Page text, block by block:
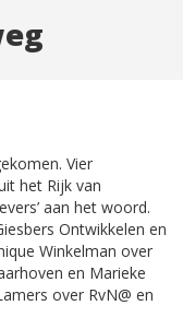
Vier
het Rijk van
aan het woord.
Ontwikkelen en
Winkelman over
en Marieke
over RvN@ en